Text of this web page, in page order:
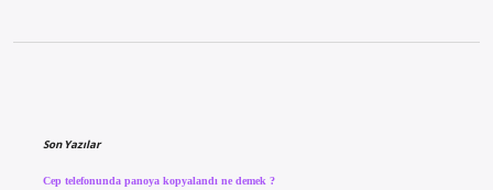
Son Yazılar
Cep telefonunda panoya kopyalandı ne demek ?